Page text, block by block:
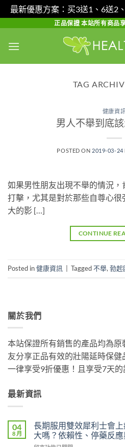
最新優惠方案：买3送1、6送2
content
正品保證 本站所有商品
TAG
健康資
男人不舉到底
POSTED ON 2019-03-24
如果男性朋友出現不舉的情況
打擊，尤其是對於那些自尊心
大的影 […]
CONTINUE
Posted in健康資訊 Tagged不舉, 勃起
關於我們
本站保證所有銷售的產品均為
友分享正品有效的壯陽延時保
一律享受9折優惠！且享受7天的
最新資訊
04
8 月
長期服用雙效犀利士會
大嗎？依賴性、停藥反